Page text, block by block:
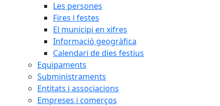
Les persones
Fires i festes
El municipi en xifres
Informació geogràfica
Calendari de dies festius
Equipaments
Subministraments
Entitats i associacions
Empreses i comerços